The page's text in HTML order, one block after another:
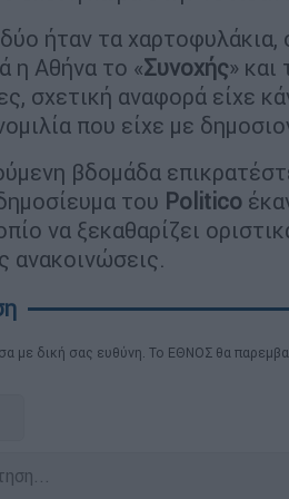
ήταν τα
η Αθήνα το «Συνοχής» και
σχετική αναφορά είχε
που είχε με
βδομάδα
του Politico
να ξεκαθαρίζει
ανακοινώσεις.
με δική σας ευθύνη. Το ΕΘΝΟΣ θα